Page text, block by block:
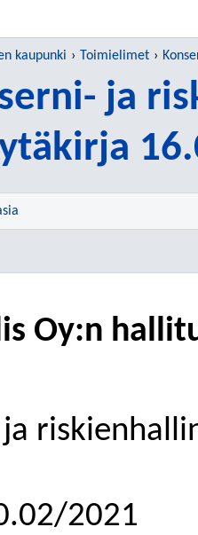
kaupunki Toimielimet
ja
Oy:n
2021